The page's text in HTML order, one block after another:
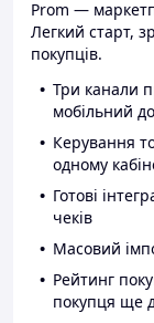
Prom —
Легкий старт,
покупців.
Три канали
мобільний
Керування
одному
Готові
чеків
Масовий
Рейтинг
покупця ще